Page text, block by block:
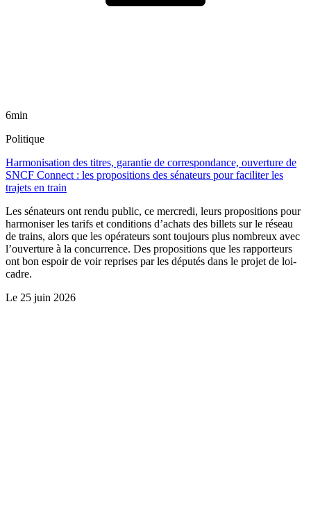
6min
Politique
Harmonisation des titres, garantie de correspondance, ouverture de
SNCF Connect : les propositions des sénateurs pour faciliter les
trajets en train
Les sénateurs ont rendu public, ce mercredi, leurs propositions pour
harmoniser les tarifs et conditions d’achats des billets sur le réseau
de trains, alors que les opérateurs sont toujours plus nombreux avec
l’ouverture à la concurrence. Des propositions que les rapporteurs
ont bon espoir de voir reprises par les députés dans le projet de loi-
cadre.
Le 25 juin 2026